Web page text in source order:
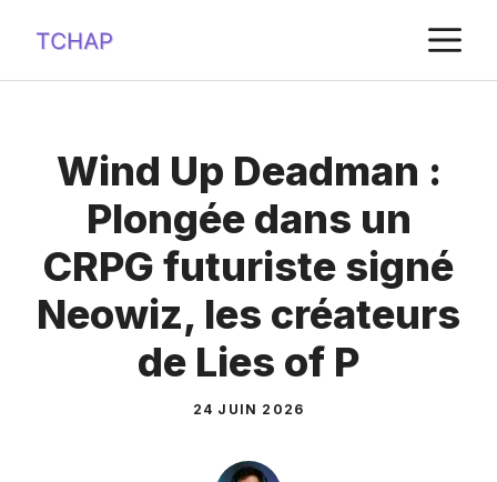
contenu
Wind Up Deadman :
Plongée dans un
CRPG futuriste signé
Neowiz, les créateurs
de Lies of P
24 JUIN 2026